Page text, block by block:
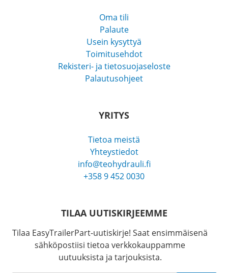
Oma tili
Palaute
Usein kysyttyä
Toimitusehdot
Rekisteri- ja tietosuojaseloste
Palautusohjeet
YRITYS
Tietoa meistä
Yhteystiedot
info@teohydrauli.fi
+358 9 452 0030
TILAA UUTISKIRJEEMME
Tilaa EasyTrailerPart-uutiskirje! Saat ensimmäisenä
sähköpostiisi tietoa verkkokauppamme
uutuuksista ja tarjouksista.